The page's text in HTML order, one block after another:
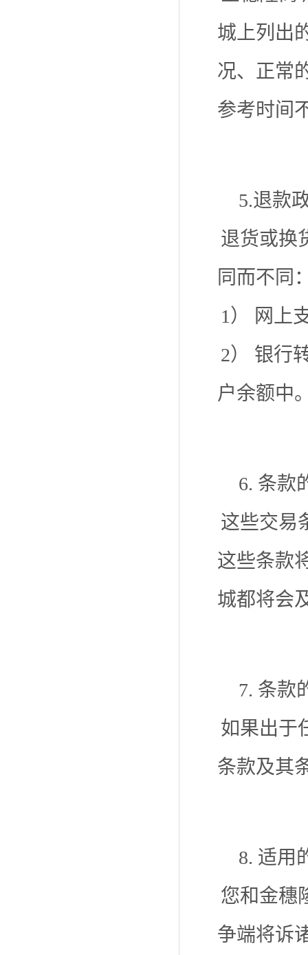
城上列出
况、正常
参考时间
5.退款
退货或换
同而不同
1） 网上
2） 银行
户余额中
6. 条款
这些交易
这些条款
城都将会
7. 条款
如果出于
条款及其
8. 适用
您和金穗
争端将诉